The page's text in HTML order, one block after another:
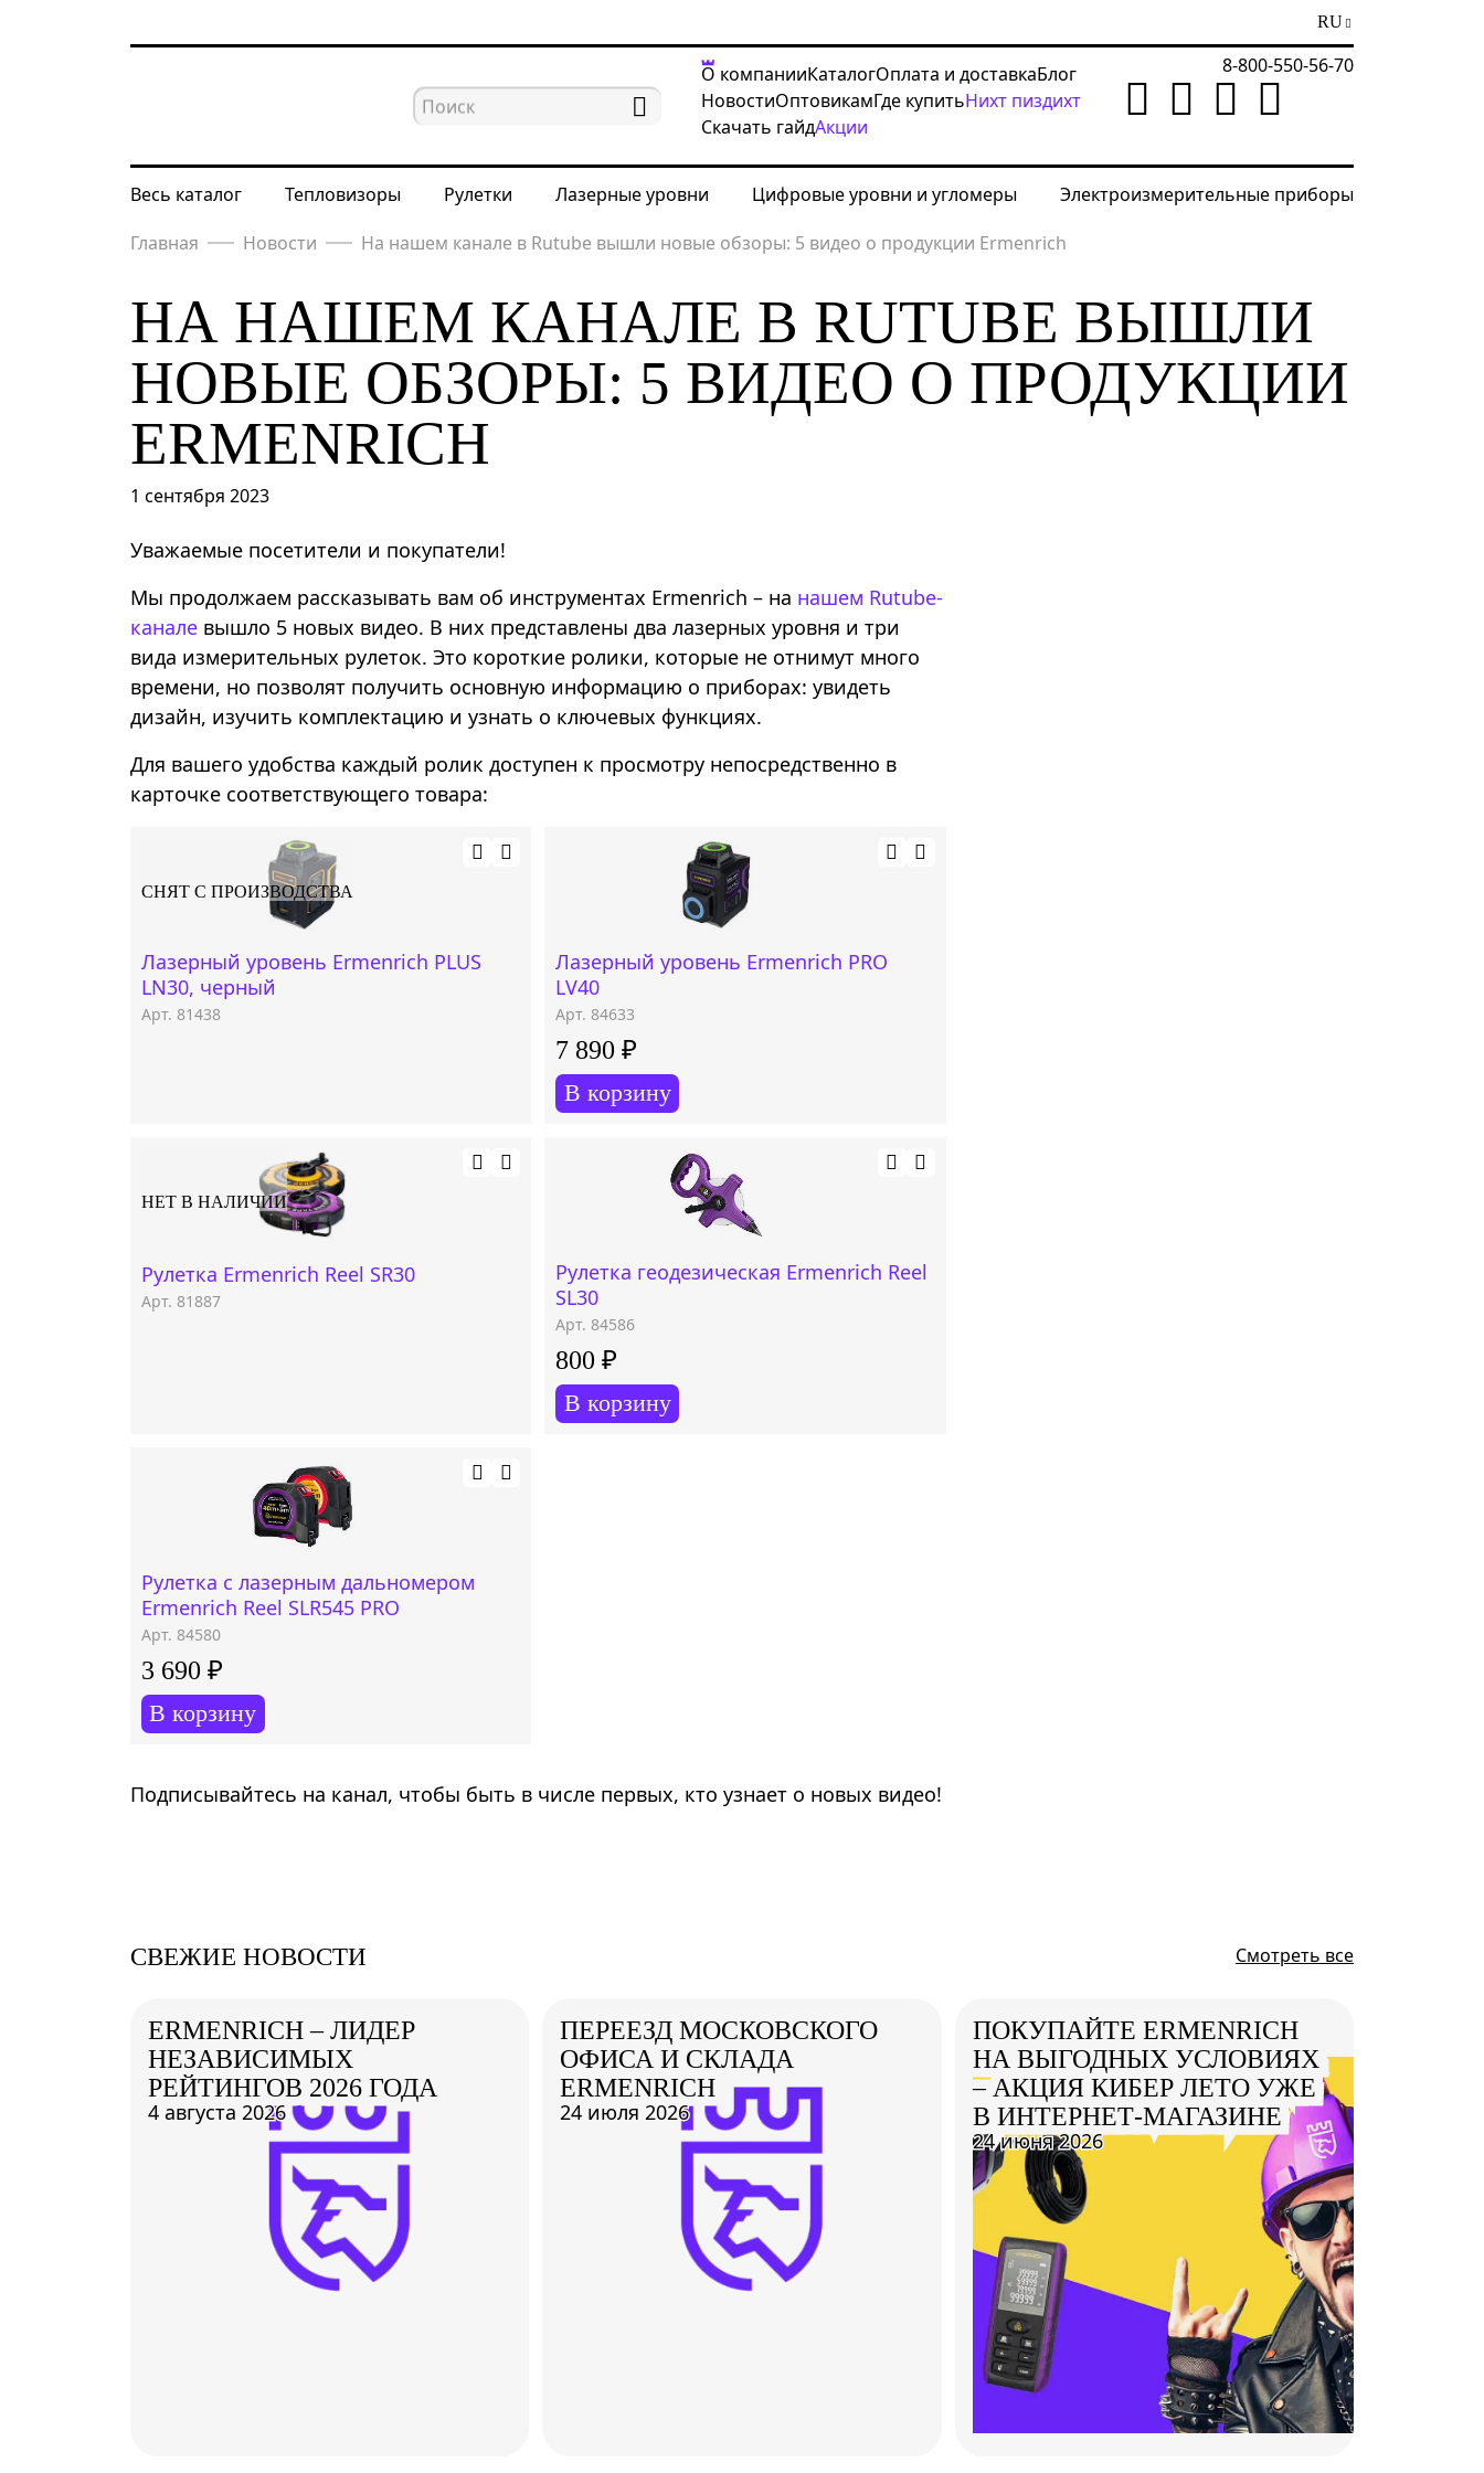
RU
О компанииКаталогОплата и доставкаБлог
НовостиОптовикамГде купитьНихт пиздихт
Скачать гайдАкции
8-800-550-56-70
Весь каталог Тепловизоры Рулетки Лазерные уровни Цифровые уровни и угломеры
Электроизмерительные приборы
Главная
Новости На нашем канале в Rutube вышли новые обзоры: 5 видео о продукции Ermenrich
НА НАШЕМ КАНАЛЕ В RUTUBE ВЫШЛИ
НОВЫЕ ОБЗОРЫ: 5 ВИДЕО О ПРОДУКЦИИ
ERMENRICH
1 сентября 2023
Уважаемые посетители и покупатели!
Мы продолжаем рассказывать вам об инструментах Ermenrich – на нашем Rutube-
канале вышло 5 новых видео. В них представлены два лазерных уровня и три
вида измерительных рулеток. Это короткие ролики, которые не отнимут много
времени, но позволят получить основную информацию о приборах: увидеть
дизайн, изучить комплектацию и узнать о ключевых функциях.
Для вашего удобства каждый ролик доступен к просмотру непосредственно в
карточке соответствующего товара:
СНЯТ С ПРОИЗВОДСТВА
Лазерный уровень Ermenrich PLUS
LN30, черный
Арт. 81438
Лазерный уровень Ermenrich PRO
LV40
Арт. 84633
7 890 ₽
В корзину
НЕТ В НАЛИЧИИ
Рулетка Ermenrich Reel SR30
Арт. 81887
Рулетка геодезическая Ermenrich Reel
SL30
Арт. 84586
800 ₽
В корзину
Рулетка с лазерным дальномером
Ermenrich Reel SLR545 PRO
Арт. 84580
3 690 ₽
В корзину
Подписывайтесь на канал, чтобы быть в числе первых, кто узнает о новых видео!
СВЕЖИЕ НОВОСТИ Смотреть все